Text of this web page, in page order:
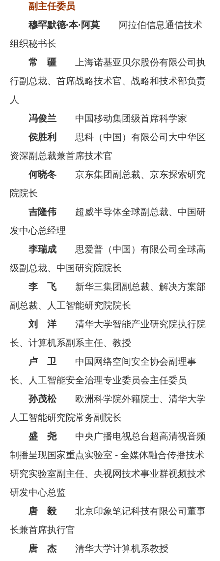
副主任委员
穆罕默德·本·阿莫 阿拉伯信息通信技术
组织秘书长
常 疆 上海诺基亚贝尔股份有限公司执
行副总裁、首席战略技术官、战略和技术部负责
人
冯俊兰 中国移动集团级首席科学家
侯胜利
思科（中国）有限公司大中华区
资深副总裁兼首席技术官
何晓冬 京东集团副总裁、京东探索研究
院院长
吉隆伟 超威半导体全球副总裁、中国研
发中心总经理
李瑞成 思爱普（中国）有限公司全球高
级副总裁、中国研究院院长
李 飞 新华三集团副总裁、解决方案部
副总裁、人工智能研究院院长
刘 洋清华大学智能产业研究院执行院
长、计算机系副系主任、教授
卢 卫 中国网络空间安全协会副理事
长、人工智能安全治理专业委员会主任委员
孙茂松欧洲科学院外籍院士、清华大学
人工智能研究院常务副院长
盛 尧中央广播电视总台超高清视音频
制播呈现国家重点实验室 - 全媒体融合传播技术
研究实验室副主任、央视网技术事业群视频技术
研发中心总监
唐 毅 北京印象笔记科技有限公司董事
长兼首席执行官
唐 杰 清华大学计算机系教授